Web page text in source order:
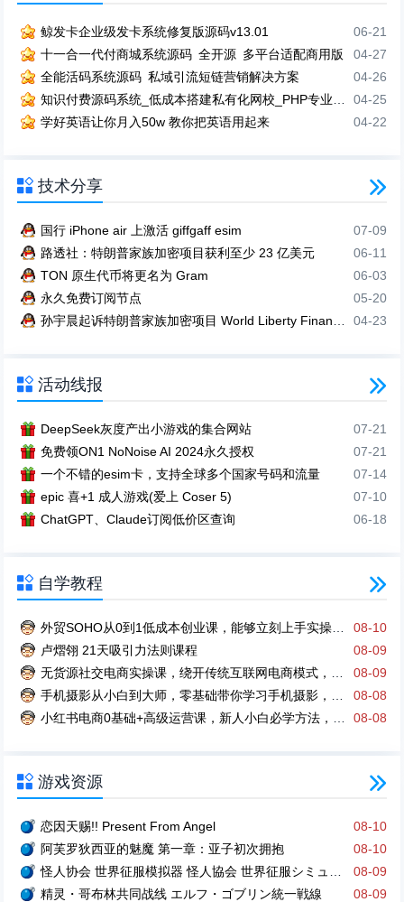
06-21
鲸发卡企业级发卡系统修复版源码v13.01
04-27
十一合一代付商城系统源码 全开源 多平台适配商用版
04-26
全能活码系统源码 私域引流短链营销解决方案
04-25
知识付费源码系统_低成本搭建私有化网校_PHP专业建站方案
04-22
学好英语让你月入50w 教你把英语用起来
 技术分享 
07-09
国行 iPhone air 上激活 giffgaff esim
06-11
路透社：特朗普家族加密项目获利至少 23 亿美元
06-03
TON 原生代币将更名为 Gram
05-20
永久免费订阅节点
04-23
孙宇晨起诉特朗普家族加密项目 World Liberty Financial
 活动线报 
07-21
DeepSeek灰度产出小游戏的集合网站
07-21
免费领ON1 NoNoise AI 2024永久授权
07-14
一个不错的esim卡，支持全球多个国家号码和流量
07-10
epic 喜+1 成人游戏(爱上 Coser 5)
06-18
ChatGPT、Claude订阅低价区查询
 自学教程 
08-10
外贸SOHO从0到1低成本创业课，能够立刻上手实操与落地执行
08-09
卢熠翎 21天吸引力法则课程
08-09
无货源社交电商实操课，绕开传统互联网电商模式，撒豆成兵，实现跨平台交易
08-08
手机摄影从小白到大师，零基础带你学习手机摄影，拍出朋友圈点赞大片
08-08
小红书电商0基础+高级运营课，新人小白必学方法，实操教学+案例分析
 游戏资源 
08-10
恋因天赐!! Present From Angel
08-10
阿芙罗狄西亚的魅魔 第一章：亚子初次拥抱
08-09
怪人协会 世界征服模拟器 怪人協会 世界征服シミュレーター
08-09
精灵・哥布林共同战线 エルフ・ゴブリン統一戦線